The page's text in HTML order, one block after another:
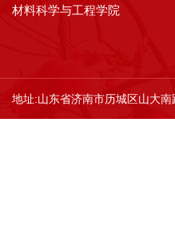
材料科学与工程学院
地址:山东省济南市历城区山大